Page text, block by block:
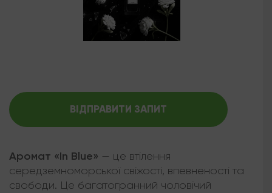
ВІДПРАВИТИ ЗАПИТ
Аромат «In Blue» — це втілення
середземноморської свіжості, впевненості та
свободи. Це багатогранний чоловічий